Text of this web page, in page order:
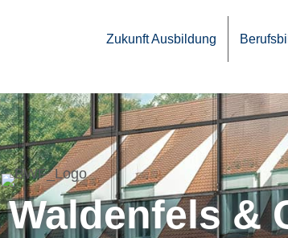
Zukunft Ausbil­dung
&